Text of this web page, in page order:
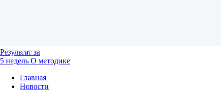
Результат за
5 недель О методике
Главная
Новости